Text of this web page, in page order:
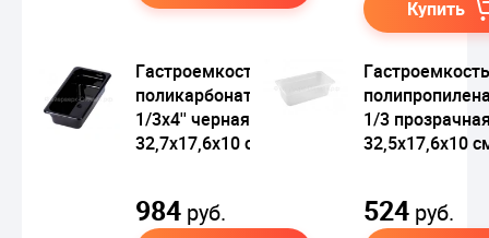
Купить
Гастроемкость из
поликарбоната GN
1/3х4'' черная,
32,7х17,6х10 см
984 руб.
1/3
32,5х17,6x10
524 руб.